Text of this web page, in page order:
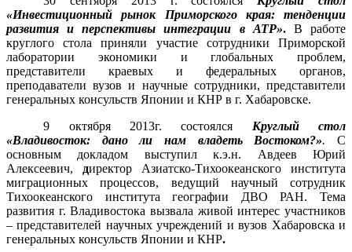
«Инвестиционный рынок Приморского края: тенденции
развития и перспективы интеграции в АТР». В работе
круглого стола приняли участие сотрудники Приморской
лаборатории экономики и глобальных проблем,
представители краевых и федеральных органов,
преподаватели вузов и научные сотрудники, представители
генеральных консульств Японии и КНР в г. Хабаровске.
9 октября 2013г. состоялся Круглый стол
«Владивосток: дано ли нам владеть Востоком?». С
основным докладом выступил к.э.н. Авдеев Юрий
Алексеевич, директор Азиатско-Тихоокеанского института
миграционных процессов, ведущий научный сотрудник
Тихоокеанского института географии ДВО РАН. Тема
развития г. Владивостока вызвала живой интерес участников
– представителей научных учреждений и вузов Хабаровска и
генеральных консульств Японии и КНР.